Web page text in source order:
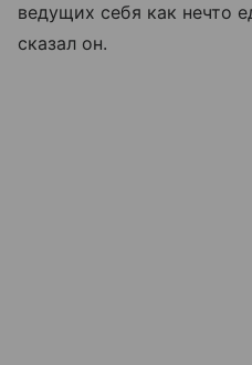
ведущих себя как нечто
сказал он.